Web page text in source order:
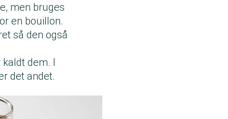
men bruges
en bouillon.
så den også
dem. I
det andet.